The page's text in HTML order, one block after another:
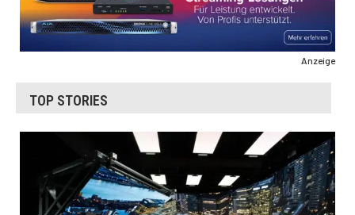
Anzeige
TOP STORIES